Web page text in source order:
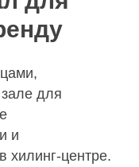
для
и
хилинг-центре.